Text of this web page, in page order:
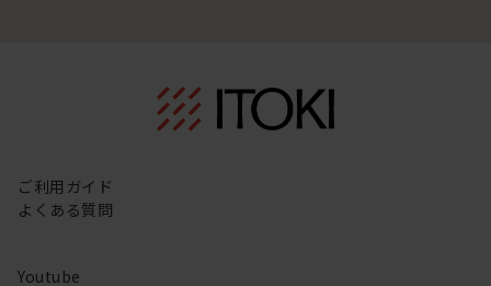
ご利用ガイド
よくある質問
Youtube